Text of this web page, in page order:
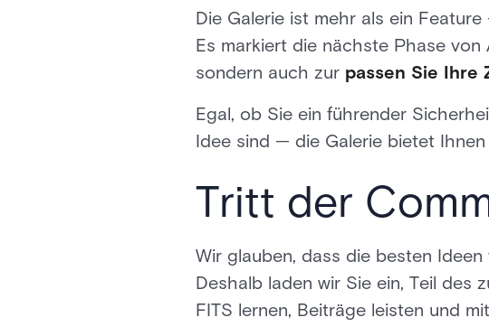
Die Galerie ist mehr als ein
Es markiert die nächste Phase
sondern auch zur passen Sie Ihre
Egal, ob Sie ein führender
Idee sind — die Galerie bietet
Tritt der
Wir glauben, dass die besten
Deshalb laden wir Sie ein, Teil des
FITS lernen, Beiträge leisten und